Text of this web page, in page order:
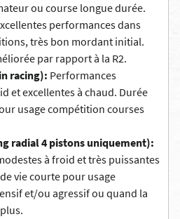
ou course longue durée.
performances dans
très bon mordant initial.
par rapport à la R2.
racing): Performances
et excellentes à chaud. Durée
usage compétition courses
radial 4 pistons uniquement):
à froid et très puissantes
vie courte pour usage
et/ou agressif ou quand la